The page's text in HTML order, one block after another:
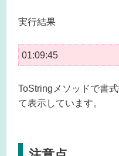
実行結果
01:09:45
ToStringメソッドで書
て表示しています。